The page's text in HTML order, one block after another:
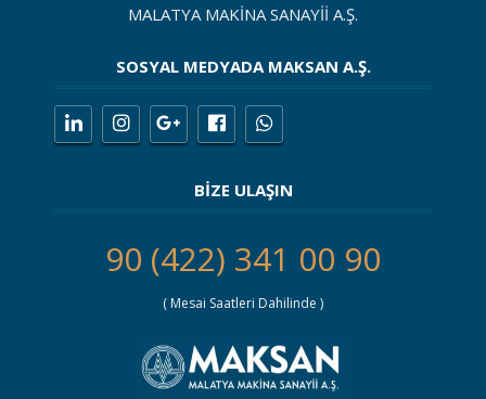
MALATYA MAKİNA SANAYİİ A.Ş.
SOSYAL MEDYADA MAKSAN A.Ş.
BİZE ULAŞIN
90 (422) 341 00 90
( Mesai Saatleri Dahilinde )